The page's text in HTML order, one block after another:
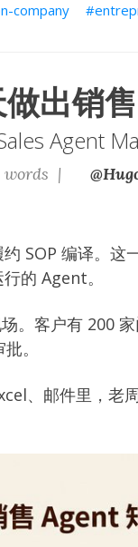
company
做出销
Agent
words |
SOP 编译。这
的 Agent。
。客户有 200
。
、邮件里，老